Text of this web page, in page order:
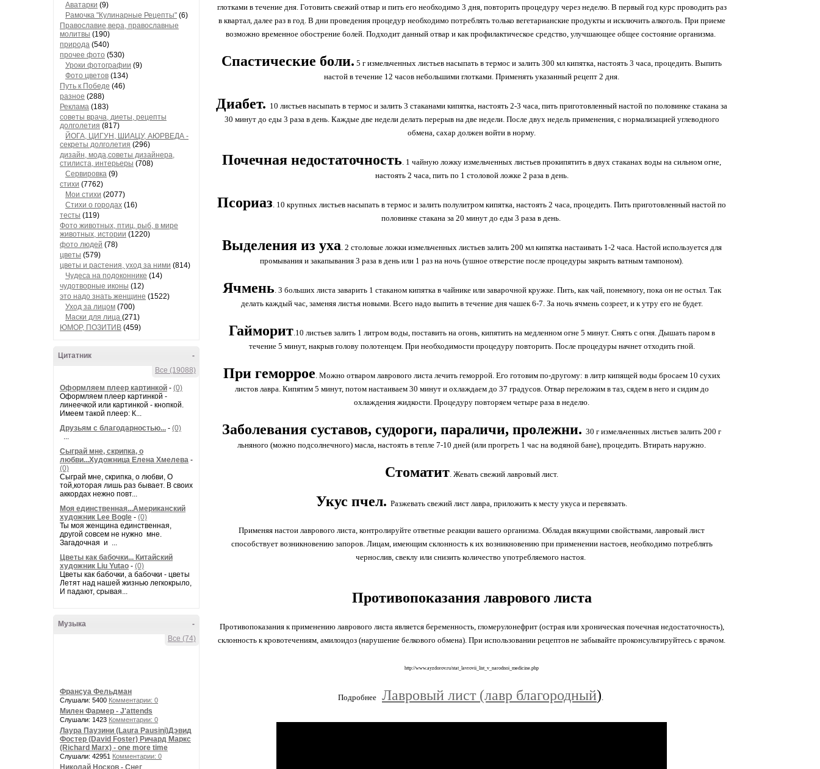
Аватарки (9)
Рамочка "Кулинарные Рецепты" (6)
Православие,вера, православные
молитвы (190)
природа (540)
прочее фото (530)
Уроки фотографии (9)
Фото цветов (134)
Путь к Победе (46)
разное (288)
Реклама (183)
советы врача, диеты, рецепты
долголетия (817)
ЙОГА, ЦИГУН, ШИАЦУ, АЮРВЕДА -
секреты долголетия (296)
дизайн, мода,советы дизайнера,
стилиста, интерьеры (708)
Сервировка (9)
стихи (7762)
Мои стихи (2077)
Стихи о городах (16)
тесты (119)
Фото животных, птиц, рыб, в мире
животных, истории (1220)
фото людей (78)
цветы (579)
цветы и растения, уход за ними (814)
Чудеса на подоконнике (14)
чудотворные иконы (12)
это надо знать женщине (1522)
Уход за лицом (700)
Маски для лица (271)
ЮМОР, ПОЗИТИВ (459)
-
Цитатник
Все (19088)
Оформляем плеер картинкой - (0)
Оформляем плеер картинкой -
линеечкой или картинкой - кнопкой.
Имеем такой плеер: К...
Друзьям с благодарностью... - (0)
...
Сыграй мне, скрипка, о
любви...Художница Елена Хмелева -
(0)
Сыграй мне, скрипка, о любви, О
той,которая лишь раз бывает. В своих
аккордах нежно повт...
Моя единственная...Американский
художник Lee Bogle - (0)
Ты моя женщина единственная,
другой совсем не нужно мне.
Загадочная и ...
Цветы как бабочки... Китайский
художник Liu Yutao - (0)
Цветы как бабочки, а бабочки - цветы
Летят над нашей жизнью легкокрыло,
И падают, срывая...
-
Музыка
Все (74)
Франсуа Фельдман
Слушали: 5400 Комментарии: 0
Милен Фармер - J'attends
Слушали: 1423 Комментарии: 0
Лаура Паузини (Laura Pausini)Дэвид
Фостер (David Foster) Ричард Маркс
(Richard Marx) - one more time
Слушали: 42951 Комментарии: 0
Николай Носков - Снег
глотками в течение дня. Готовить свежий отвар и пить его необходимо 3 дня, повторить процедуру через неделю. В первый год курс проводить раз
в квартал, далее раз в год. В дни проведения процедур необходимо потреблять только вегетарианские продукты и исключить алкоголь. При приеме
возможно временное обострение болей. Подходит данный отвар и как профилактическое средство, улучшающее общее состояние организма.
Спастические боли. 5 г измельченных листьев насыпать в термос и залить 300 мл кипятка, настоять 3 часа, процедить. Выпить
настой в течение 12 часов небольшими глотками. Применять указанный рецепт 2 дня.
Диабет. 10 листьев насыпать в термос и залить 3 стаканами кипятка, настоять 2-3 часа, пить приготовленный настой по половинке стакана за
30 минут до еды 3 раза в день. Каждые две недели делать перерыв на две недели. После двух недель применения, с нормализацией углеводного
обмена, сахар должен войти в норму.
Почечная недостаточность. 1 чайную ложку измельченных листьев прокипятить в двух стаканах воды на сильном огне,
настоять 2 часа, пить по 1 столовой ложке 2 раза в день.
Псориаз. 10 крупных листьев насыпать в термос и залить полулитром кипятка, настоять 2 часа, процедить. Пить приготовленный настой по
половинке стакана за 20 минут до еды 3 раза в день.
Выделения из уха. 2 столовые ложки измельченных листьев залить 200 мл кипятка настаивать 1-2 часа. Настой используется для
промывания и закапывания 3 раза в день или 1 раз на ночь (ушное отверстие после процедуры закрыть ватным тампоном).
Ячмень. 3 больших листа заварить 1 стаканом кипятка в чайнике или заварочной кружке. Пить, как чай, понемногу, пока он не остыл. Так
делать каждый час, заменяя листья новыми. Всего надо выпить в течение дня чашек 6-7. За ночь ячмень созреет, и к утру его не будет.
Гайморит.10 листьев залить 1 литром воды, поставить на огонь, кипятить на медленном огне 5 минут. Снять с огня. Дышать паром в
течение 5 минут, накрыв голову полотенцем. При необходимости процедуру повторить. После процедуры начнет отходить гной.
При геморрое. Можно отваром лаврового листа лечить геморрой. Его готовим по-другому: в литр кипящей воды бросаем 10 сухих
листов лавра. Кипятим 5 минут, потом настаиваем 30 минут и охлаждаем до 37 градусов. Отвар переложим в таз, сядем в него и сидим до
охлаждения жидкости. Процедуру повторяем четыре раза в неделю.
Заболевания суставов, судороги, параличи, пролежни. 30 г измельченных листьев залить 200 г
льняного (можно подсолнечного) масла, настоять в тепле 7-10 дней (или прогреть 1 час на водяной бане), процедить. Втирать наружно.
Стоматит. Жевать свежий лавровый лист.
Укус пчел. Разжевать свежий лист лавра, приложить к месту укуса и перевязать.
Применяя настои лаврового листа, контролируйте ответные реакции вашего организма. Обладая вяжущими свойствами, лавровый лист
способствует возникновению запоров. Лицам, имеющим склонность к их возникновению при применении настоев, необходимо потреблять
чернослив, свеклу или снизить количество употребляемого настоя.
Противопоказания лаврового листа
Противопоказания к применению лаврового листа является беременность, гломерулонефрит (острая или хроническая почечная недостаточность),
склонность к кровотечениям, амилоидоз (нарушение белкового обмена). При использовании рецептов не забывайте проконсультируйтесь с врачом.
http://www.ayzdorov.ru/stat_lavrovii_list_v_narodnoi_medicine.php
Подробнее Лавровый лист (лавр благородный).